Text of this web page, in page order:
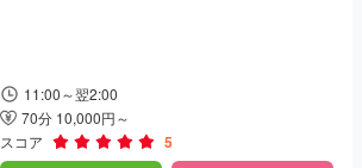
11:00～翌2:00
70分 10,000円～
スコア
5